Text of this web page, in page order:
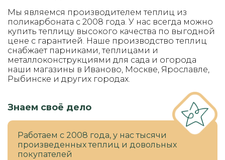
Мы являемся производителем теплиц из
поликарбоната с 2008 года. У нас всегда можно
купить теплицу высокого качества по выгодной
цене с гарантией. Наше производство теплиц
снабжает парниками, теплицами и
металлоконструкциями для сада и огорода
наши магазины в Иваново, Москве, Ярославле,
Рыбинске и других городах.
Знаем своё дело
Работаем с 2008 года, у нас тысячи
произведенных теплиц и довольных
покупателей